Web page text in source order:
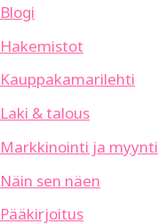
Blogi
Hakemistot
Kauppakamarilehti
Laki & talous
Markkinointi ja myynti
Näin sen näen
Pääkirjoitus